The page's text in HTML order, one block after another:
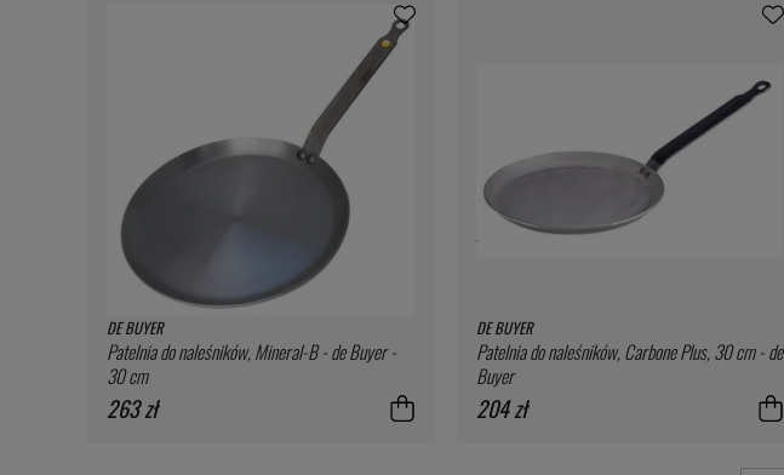
DE BUYER
Patelnia do naleśników, Mineral-B - de Buyer -
30 cm
263 zł
DE BUYER
Patelnia do naleśników, Carbone Plus, 30 cm - de
Buyer
204 zł